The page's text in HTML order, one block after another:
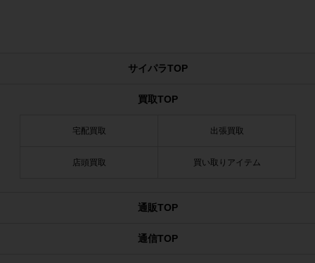
サイパラTOP
買取TOP
宅配買取 出張買取
店頭買取 買い取りアイテム
通販TOP
通信TOP